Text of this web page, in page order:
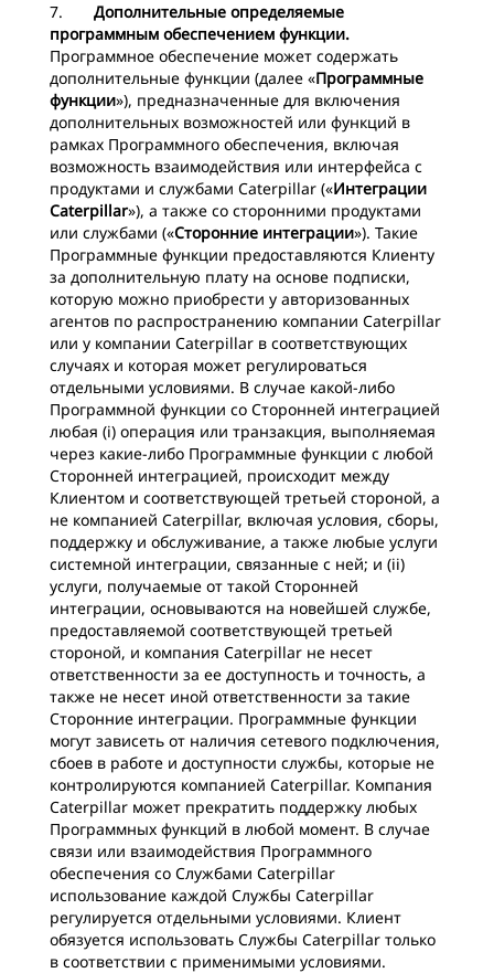
7. Дополнительные определяемые
программным обеспечением функции.
Программное обеспечение может содержать
дополнительные функции (далее «Программные
функции»), предназначенные для включения
дополнительных возможностей или функций в
рамках Программного обеспечения, включая
возможность взаимодействия или интерфейса с
продуктами и службами Caterpillar («Интеграции
Caterpillar»), а также со сторонними продуктами
или службами («Сторонние интеграции»). Такие
Программные функции предоставляются Клиенту
за дополнительную плату на основе подписки,
которую можно приобрести у авторизованных
агентов по распространению компании Caterpillar
или у компании Caterpillar в соответствующих
случаях и которая может регулироваться
отдельными условиями. В случае какой-либо
Программной функции со Сторонней интеграцией
любая (i) операция или транзакция, выполняемая
через какие-либо Программные функции с любой
Сторонней интеграцией, происходит между
Клиентом и соответствующей третьей стороной, а
не компанией Caterpillar, включая условия, сборы,
поддержку и обслуживание, а также любые услуги
системной интеграции, связанные с ней; и (ii)
услуги, получаемые от такой Сторонней
интеграции, основываются на новейшей службе,
предоставляемой соответствующей третьей
стороной, и компания Caterpillar не несет
ответственности за ее доступность и точность, а
также не несет иной ответственности за такие
Сторонние интеграции. Программные функции
могут зависеть от наличия сетевого подключения,
сбоев в работе и доступности службы, которые не
контролируются компанией Caterpillar. Компания
Caterpillar может прекратить поддержку любых
Программных функций в любой момент. В случае
связи или взаимодействия Программного
обеспечения со Службами Caterpillar
использование каждой Службы Caterpillar
регулируется отдельными условиями. Клиент
обязуется использовать Службы Caterpillar только
в соответствии с применимыми условиями.